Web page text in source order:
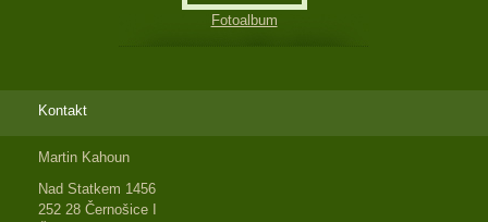
Fotoalbum
Kontakt
Martin Kahoun
Nad Statkem 1456
252 28 Černošice I